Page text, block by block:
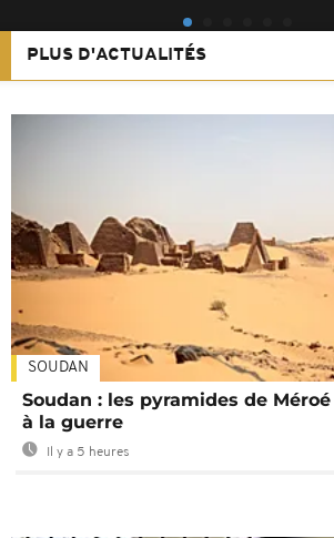
PLUS D'ACTUALITÉS
SOUDAN
Soudan : les pyramides de
à la guerre
Il y a 5 heures